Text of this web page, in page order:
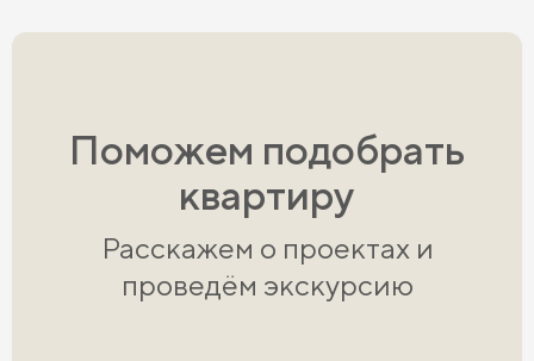
Поможем подобрать
квартиру
Расскажем о проектах и
проведём экскурсию